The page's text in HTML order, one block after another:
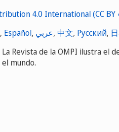
, Español, عربي, 中文, Русский,
La Revista de la OMPI ilustra el
el mundo.